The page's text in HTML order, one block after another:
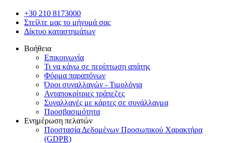
+30 210 8173000
Στείλτε μας το μήνυμά σας
Δίκτυο καταστημάτων
Βοήθεια
Επικοινωνία
Τι να κάνω σε περίπτωση απάτης
Φόρμα παραπόνων
Όροι συναλλαγών - Τιμολόγια
Ανταποκρίτριες τράπεζες
Συναλλαγές με κάρτες σε συνάλλαγμα
Προσβασιμότητα
Ενημέρωση πελατών
Προστασία Δεδομένων Προσωπικού Χαρακτήρα
(GDPR)